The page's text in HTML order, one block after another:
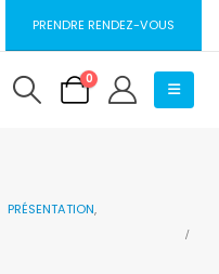
PRENDRE RENDEZ-VOUS
0
PRÉSENTATION,